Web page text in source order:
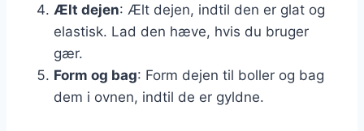
Ælt dejen: Ælt dejen, indtil den er glat og
elastisk. Lad den hæve, hvis du bruger
gær.
Form og bag: Form dejen til boller og bag
dem i ovnen, indtil de er gyldne.